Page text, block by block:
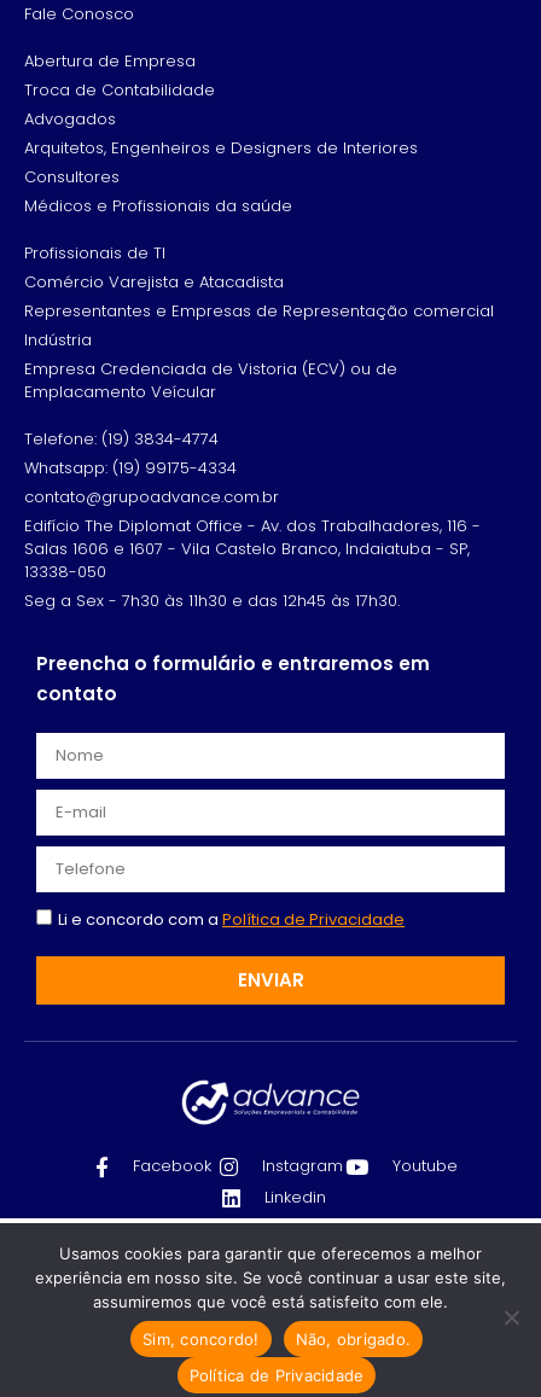
Fale Conosco
Abertura de Empresa
Troca de Contabilidade
Advogados
Arquitetos, Engenheiros e Designers de Interiores
Consultores
Médicos e Profissionais da saúde
Profissionais de TI
Comércio Varejista e Atacadista
Representantes e Empresas de Representação comercial
Indústria
Empresa Credenciada de Vistoria (ECV) ou de
Emplacamento Veícular
Telefone: (19) 3834-4774
Whatsapp: (19) 99175-4334
contato@grupoadvance.com.br
Edifício The Diplomat Office - Av. dos Trabalhadores, 116 -
Salas 1606 e 1607 - Vila Castelo Branco, Indaiatuba - SP,
13338-050
Seg a Sex - 7h30 às 11h30 e das 12h45 às 17h30.
Preencha o formulário e entraremos em
contato
Li e concordo com a Política de Privacidade
ENVIAR
Facebook Instagram
Youtube
Linkedin
Contabilidade em Indaiatuba - SP | Advanced
Serviços Contábeis LTDA - 10.757.349/0001-26 - Todos
os direitos reservados © 2024
Política de Privacidade
Feito com
por GRUPO DPG
Recomendado só para você
5 dicas de ouro para otimizar a
comunicação com os seus clientes
Como otimizar a comunicação com
os seus clientes sendo um…
Usamos cookies para garantir que oferecemos a melhor
experiência em nosso site. Se você continuar a usar este site,
assumiremos que você está satisfeito com ele.
Sim, concordo!
Não, obrigado.
Política de Privacidade